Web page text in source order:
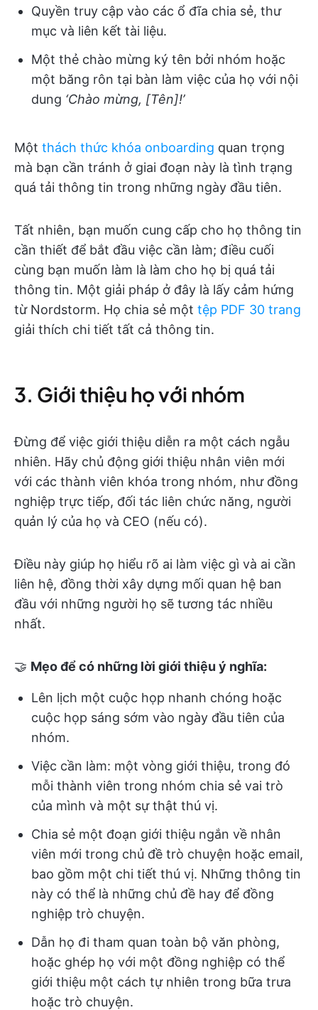
Quyền truy cập vào các ổ đĩa chia sẻ, thư
mục và liên kết tài liệu.
Một thẻ chào mừng ký tên bởi nhóm hoặc
một băng rôn tại bàn làm việc của họ với nội
dung ‘Chào mừng, [Tên]!’
Một thách thức khóa onboarding quan trọng
mà bạn cần tránh ở giai đoạn này là tình trạng
quá tải thông tin trong những ngày đầu tiên.
Tất nhiên, bạn muốn cung cấp cho họ thông tin
cần thiết để bắt đầu việc cần làm; điều cuối
cùng bạn muốn làm là làm cho họ bị quá tải
thông tin. Một giải pháp ở đây là lấy cảm hứng
từ Nordstorm. Họ chia sẻ một tệp PDF 30 trang
giải thích chi tiết tất cả thông tin.
3. Giới thiệu họ với nhóm
Đừng để việc giới thiệu diễn ra một cách ngẫu
nhiên. Hãy chủ động giới thiệu nhân viên mới
với các thành viên khóa trong nhóm, như đồng
nghiệp trực tiếp, đối tác liên chức năng, người
quản lý của họ và CEO (nếu có).
Điều này giúp họ hiểu rõ ai làm việc gì và ai cần
liên hệ, đồng thời xây dựng mối quan hệ ban
đầu với những người họ sẽ tương tác nhiều
nhất.
🤝 Mẹo để có những lời giới thiệu ý nghĩa:
Lên lịch một cuộc họp nhanh chóng hoặc
cuộc họp sáng sớm vào ngày đầu tiên của
nhóm.
Việc cần làm: một vòng giới thiệu, trong đó
mỗi thành viên trong nhóm chia sẻ vai trò
của mình và một sự thật thú vị.
Chia sẻ một đoạn giới thiệu ngắn về nhân
viên mới trong chủ đề trò chuyện hoặc email,
bao gồm một chi tiết thú vị. Những thông tin
này có thể là những chủ đề hay để đồng
nghiệp trò chuyện.
Dẫn họ đi tham quan toàn bộ văn phòng,
hoặc ghép họ với một đồng nghiệp có thể
giới thiệu một cách tự nhiên trong bữa trưa
hoặc trò chuyện.